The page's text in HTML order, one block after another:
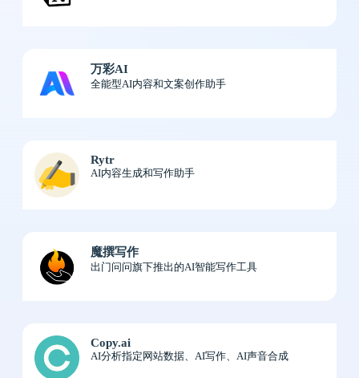
万彩AI
全能型AI内容和文案创作助手
Rytr
AI内容生成和写作助手
魔撰写作
出门问问旗下推出的AI智能写作工具
Copy.ai
AI分析指定网站数据、AI写作、AI声音合成